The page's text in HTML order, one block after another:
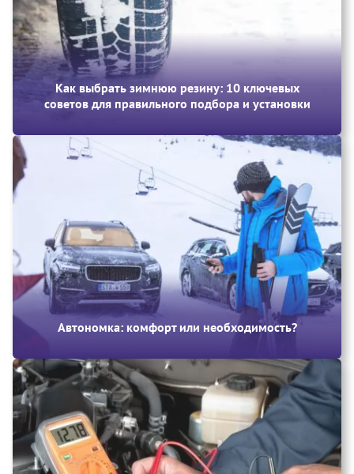
Как выбрать зимнюю резину: 10 ключевых
советов для правильного подбора и установки
Автономка: комфорт или необходимость?